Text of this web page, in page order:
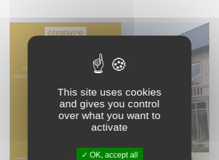
This site uses cookies
and gives you control
over what you want to
activate
OK, accept all